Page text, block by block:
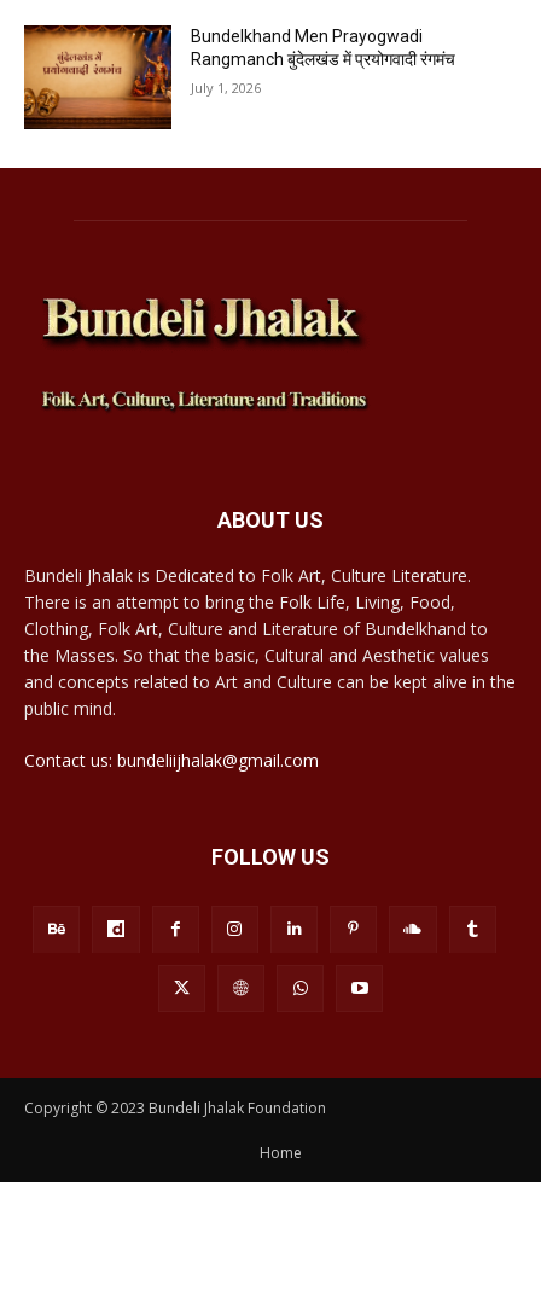
Bundelkhand Men Prayogwadi
Rangmanch बुंदेलखंड में प्रयोगवादी रंगमंच
July 1, 2026
ABOUT US
Bundeli Jhalak is Dedicated to Folk Art, Culture Literature.
There is an attempt to bring the Folk Life, Living, Food,
Clothing, Folk Art, Culture and Literature of Bundelkhand to
the Masses. So that the basic, Cultural and Aesthetic values
and concepts related to Art and Culture can be kept alive in the
public mind.
Contact us: bundeliijhalak@gmail.com
FOLLOW US
Copyright © 2023 Bundeli Jhalak Foundation
Home